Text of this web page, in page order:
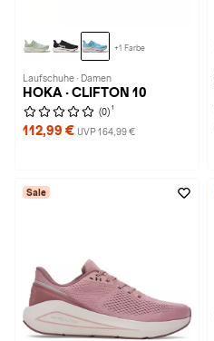
+1 Farbe
Laufschuhe · Damen
HOKA · CLIFTON 10
(0) 1
112,99 € UVP 164,99 €
Sale